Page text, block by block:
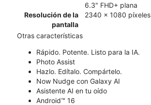
6.3" FHD+ plana
Resolución de la
pantalla
2340 x 1080 píxeles
Otras características
Rápido. Potente. Listo para la IA.
Photo Assist
Hazlo. Edítalo. Compártelo.
Now Nudge con Galaxy AI
Asistente AI en tu oído
Android™ 16